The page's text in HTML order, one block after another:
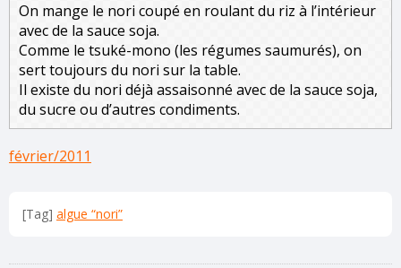
On mange le nori coupé en roulant du riz à l’intérieur
avec de la sauce soja.
Comme le tsuké-mono (les régumes saumurés), on
sert toujours du nori sur la table.
Il existe du nori déjà assaisonné avec de la sauce soja,
du sucre ou d’autres condiments.
février/2011
[Tag] algue “nori”